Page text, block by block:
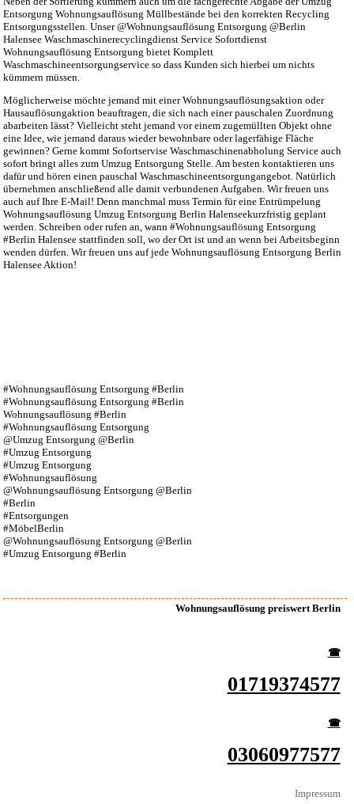
Entsorgung Wohnungsauflösung Müllbestände bei den korrekten Recycling
Entsorgungsstellen. Unser @Wohnungsauflösung Entsorgung @Berlin
Halensee Waschmaschinerecyclingdienst Service Sofortdienst
Wohnungsauflösung Entsorgung bietet Komplett
Waschmaschineentsorgungservice so dass Kunden sich hierbei um nichts
kümmern müssen.
Möglicherweise möchte jemand mit einer Wohnungsauflösungsaktion oder
Hausauflösungaktion beauftragen, die sich nach einer pauschalen Zuordnung
abarbeiten lässt? Vielleicht steht jemand vor einem zugemüllten Objekt ohne
eine Idee, wie jemand daraus wieder bewohnbare oder lagerfähige Fläche
gewinnen? Gerne kommt Sofortservise Waschmaschinenabholung Service auch
sofort bringt alles zum Umzug Entsorgung Stelle. Am besten kontaktieren uns
dafür und hören einen pauschal Waschmaschineentsorgungangebot. Natürlich
übernehmen anschließend alle damit verbundenen Aufgaben. Wir freuen uns
auch auf Ihre E-Mail! Denn manchmal muss Termin für eine Entrümpelung
Wohnungsauflösung Umzug Entsorgung Berlin Halenseekurzfristig geplant
werden. Schreiben oder rufen an, wann #Wohnungsauflösung Entsorgung
#Berlin Halensee stattfinden soll, wo der Ort ist und an wenn bei Arbeitsbeginn
wenden dürfen. Wir freuen uns auf jede Wohnungsauflösung Entsorgung Berlin
Halensee Aktion!
#Wohnungsauflösung Entsorgung #Berlin
#Wohnungsauflösung Entsorgung #Berlin
Wohnungsauflösung #Berlin
#Wohnungsauflösung Entsorgung
@Umzug Entsorgung @Berlin
#Umzug Entsorgung
#Umzug Entsorgung
#Wohnungsauflösung
@Wohnungsauflösung Entsorgung @Berlin
#Berlin
#Entsorgungen
#MöbelBerlin
@Wohnungsauflösung Entsorgung @Berlin
#Umzug Entsorgung #Berlin
Wohnungsauflösung preiswert Berlin
☎︎
01719374577
☎︎
03060977577
Impressum